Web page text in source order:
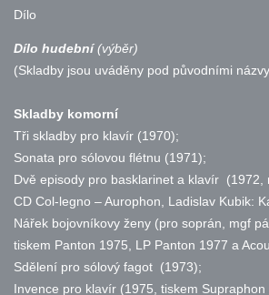
Dílo
Dílo hudební(výběr)
(Skladby jsou uváděny pod původními názvy,
Skladby komorní
Tři skladby pro klavír (1970);
Sonata pro sólovou flétnu (1971);
Dvě episody pro basklarinet a klavír (1972,
CD Col-legno – Aurophon, Ladislav Kubik:
Nářek bojovníkovy ženy (pro soprán, mgf
tiskem Panton 1975, LP Panton 1977 a
Sdělení pro sólový fagot (1973);
Invence pro klavír (1975, tiskem